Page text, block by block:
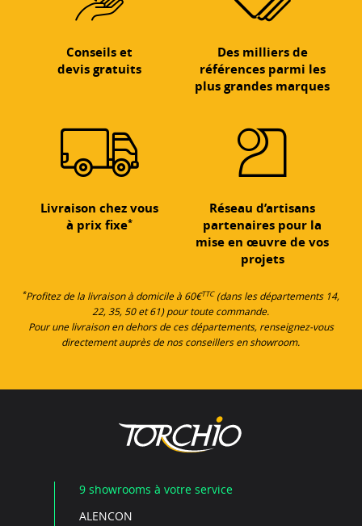
Conseils et
devis gratuits
Des milliers de
références parmi les
plus grandes marques
Livraison chez vous
à prix fixe*
Réseau d’artisans
partenaires pour la
mise en œuvre de vos
projets
*Profitez de la livraison à domicile à 60€TTC(dans les départements 14,
22, 35, 50 et 61) pour toute commande.
Pour une livraison en dehors de ces départements, renseignez-vous
directement auprès de nos conseillers en showroom.
9 showrooms à votre service
ALENCON